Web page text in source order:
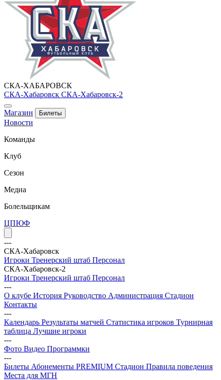
СКА-ХАБАРОВСК
СКА-Хабаровск СКА-Хабаровск-2
Магазин Билеты
Новости
Команды
Клуб
Сезон
Медиа
Болельщикам
ЦПЮФ
---
СКА-Хабаровск
Игроки Тренерский штаб Персонал
СКА-Хабаровск-2
Игроки Тренерский штаб Персонал
---
О клубе История Руководство Администрация Стадион
Контакты
---
Календарь Результаты матчей Статистика игроков Турнирная
таблица Лучшие игроки
---
Фото Видео Программки
---
Билеты Абонементы PREMIUM Стадион Правила поведения
Места для МГН